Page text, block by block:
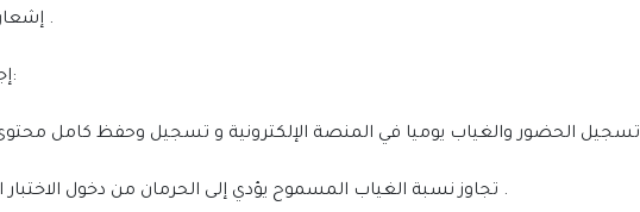
• إشعار المتدرب ﺑﺎﻹﺟﺮاء اﻟﺘﺄدﻳﺒﻲ ﻗﺒﻞ اﻟﺘﻨﻔﻴﺬ .
إجراءات الإبلاغ عن رسوب بسبب الغياب:
• تجاوز نسبة الغياب المسموح يؤدي إلى الحرمان من دخول الاختبار النهائي وهي25 % من ساعات البرنامج .